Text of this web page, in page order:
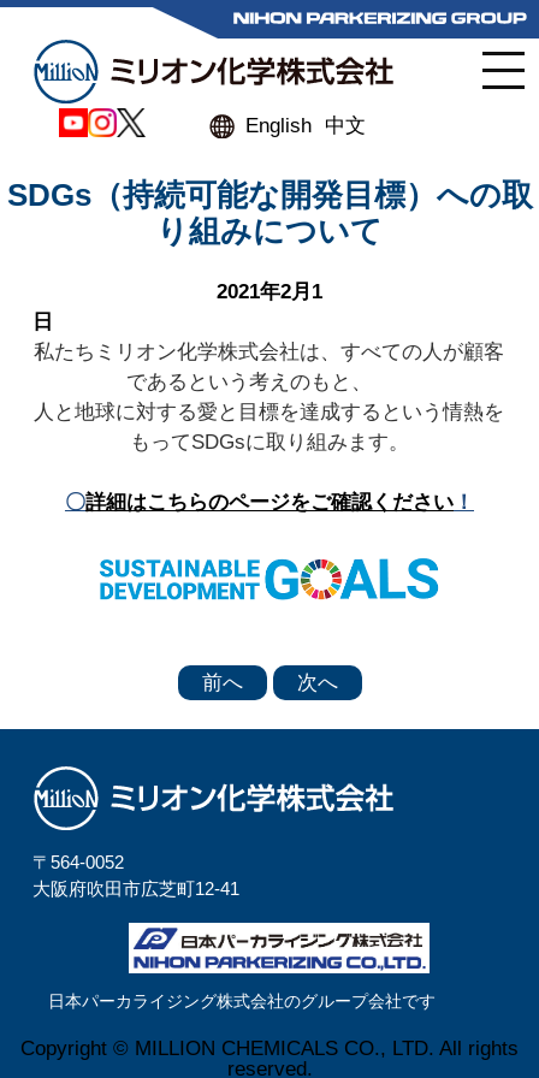
English 中文
SDGs（持続可能な開発目標）への取
り組みについて
2021年2月1
日
私たちミリオン化学株式会社は、すべての人が顧客
であるという考えのもと、
人と地球に対する愛と目標を達成するという情熱を
もってSDGsに取り組みます。
〇詳細はこちらのページをご確認ください！
前へ 次へ
〒564-0052
⼤阪府吹⽥市広芝町12-41
日本パーカライジング株式会社のグループ会社です
Copyright © MILLION CHEMICALS CO., LTD. All rights
reserved.